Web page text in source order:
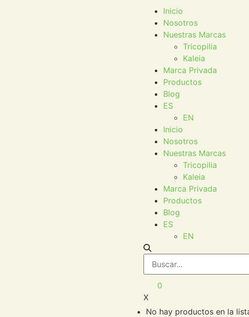
Inicio
Nosotros
Nuestras Marcas
Tricopilia
Kaleia
Marca Privada
Productos
Blog
ES
EN
Inicio
Nosotros
Nuestras Marcas
Tricopilia
Kaleia
Marca Privada
Productos
Blog
ES
EN
0
X
No hay productos en la